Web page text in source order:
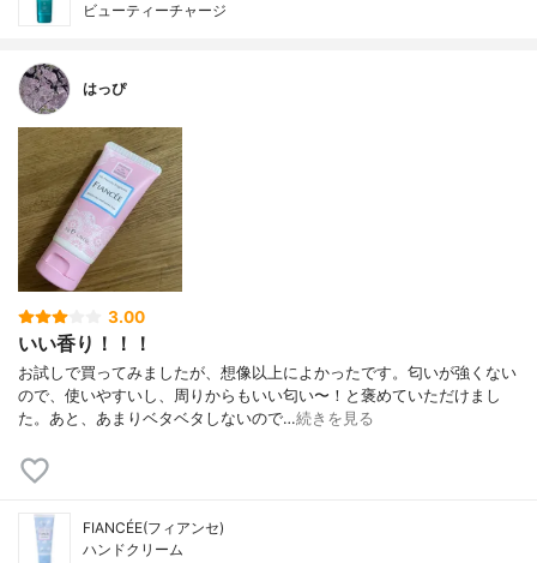
ビューティーチャージ
はっぴ
3.00
いい香り！！！
お試しで買ってみましたが、想像以上によかったです。匂いが強くない
ので、使いやすいし、周りからもいい匂い〜！と褒めていただけまし
た。あと、あまりベタベタしないので…続きを見る
FIANCÉE(フィアンセ)
ハンドクリーム